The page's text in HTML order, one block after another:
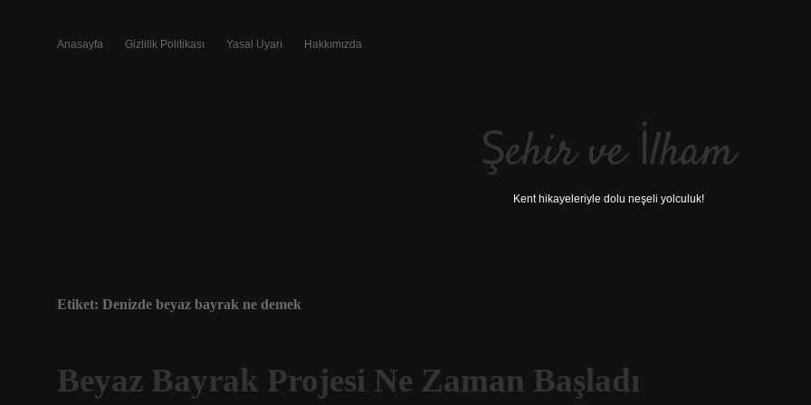
Anasayfa Gizlilik Politikası Yasal Uyarı Hakkımızda
Şehir ve İlham
Kent hikayeleriyle dolu neşeli yolculuk!
Etiket: Denizde beyaz bayrak ne demek
Beyaz Bayrak Projesi Ne Zaman Başladı